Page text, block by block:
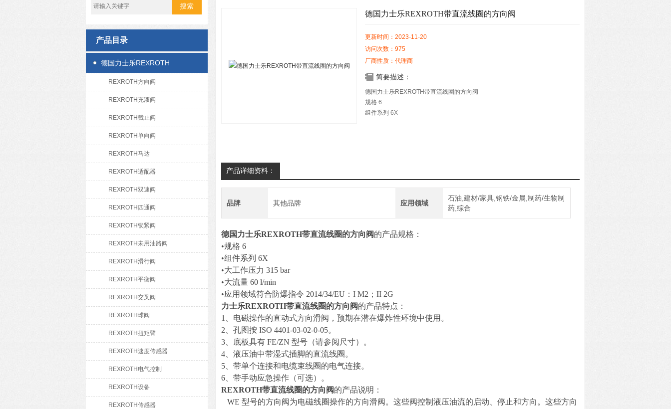
产品目录
德国力士乐REXROTH
REXROTH方向阀
REXROTH充液阀
REXROTH截止阀
REXROTH单向阀
REXROTH马达
REXROTH适配器
REXROTH双速阀
REXROTH四通阀
REXROTH锁紧阀
REXROTH未用油路阀
REXROTH滑行阀
REXROTH平衡阀
REXROTH交叉阀
REXROTH球阀
REXROTH扭矩臂
REXROTH速度传感器
REXROTH电气控制
REXROTH设备
REXROTH传感器
德国力士乐REXROTH带直流线圈的方向阀
更新时间：2023-11-20
访问次数：975
厂商性质：代理商
简要描述：
德国力士乐REXROTH带直流线圈的方向阀
规格 6
组件系列 6X
产品详细资料：
品牌 其他品牌 应用领域
石油,建材/家具,钢铁/金属,制药/生物制
药,综合
德国力士乐REXROTH带直流线圈的方向阀的产品规格：
•规格 6
•组件系列 6X
•大工作压力 315 bar
•大流量 60 l/min
•应用领域符合防爆指令 2014/34/EU：I M2；II 2G
力士乐REXROTH带直流线圈的方向阀的产品特点：
1、电磁操作的直动式方向滑阀，预期在潜在爆炸性环境中使用。
2、孔图按 ISO 4401-03-02-0-05。
3、底板具有 FE/ZN 型号（请参阅尺寸）。
4、液压油中带湿式插脚的直流线圈。
5、带单个连接和电缆束线圈的电气连接。
6、带手动应急操作（可选）。
REXROTH带直流线圈的方向阀的产品说明：
WE 型号的方向阀为电磁线圈操作的方向滑阀。这些阀控制液压油流的启动、停止和方向。这些方向